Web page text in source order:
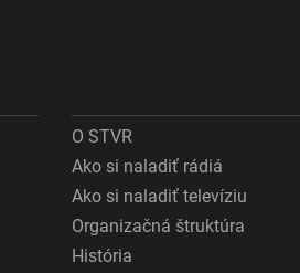
O STVR
Ako si naladiť rádiá
Ako si naladiť televíziu
Organizačná štruktúra
História